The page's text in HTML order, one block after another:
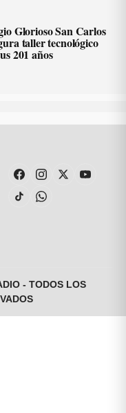
Glorioso San Carlos
taller tecnológico
201 años
- TODOS LOS